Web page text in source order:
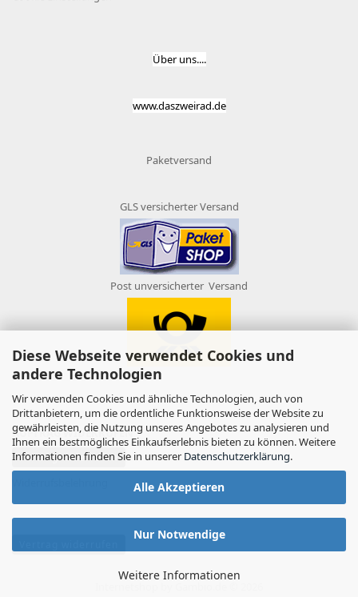
Diese Webseite verwendet Cookies und
andere Technologien
Wir verwenden Cookies und ähnliche Technologien, auch von
Drittanbietern, um die ordentliche Funktionsweise der Website zu
gewährleisten, die Nutzung unseres Angebotes zu analysieren und
Ihnen ein bestmögliches Einkaufserlebnis bieten zu können. Weitere
Informationen finden Sie in unserer Datenschutzerklärung.
Alle Akzeptieren
Nur Notwendige
Weitere Informationen
Über uns....
www.daszweirad.de
Paketversand
GLS versicherter Versand
Post unversicherter Versand
AUFTRAG WIDERRUFEN
Vertrag widerrufen